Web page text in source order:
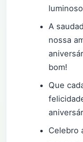
A
nossa
bom!
Que
Celebro